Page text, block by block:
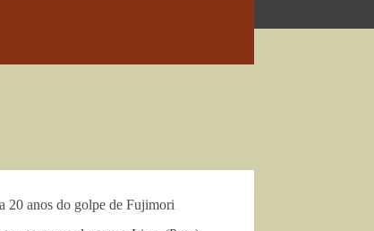
20 anos do golpe de Fujimori